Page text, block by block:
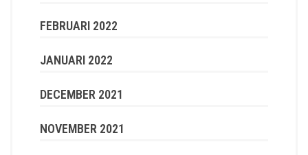
FEBRUARI 2022
JANUARI 2022
DECEMBER 2021
NOVEMBER 2021